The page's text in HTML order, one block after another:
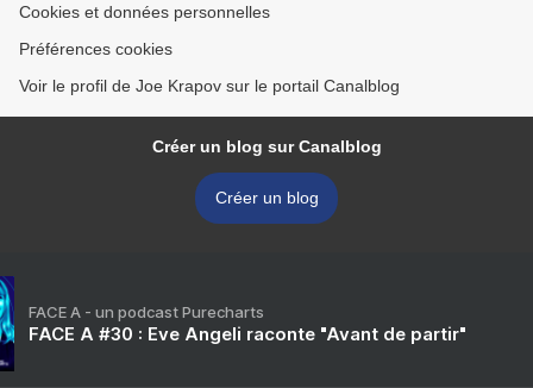
Cookies et données personnelles
Préférences cookies
Voir le profil de Joe Krapov sur le portail Canalblog
Créer un blog sur Canalblog
Créer un blog
FACE A - un podcast Purecharts
FACE A #30 : Eve Angeli raconte "Avant de partir"